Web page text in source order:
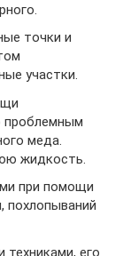
точки и
участки.
проблемным
меда.
жидкость.
при помощи
похлопываний
его